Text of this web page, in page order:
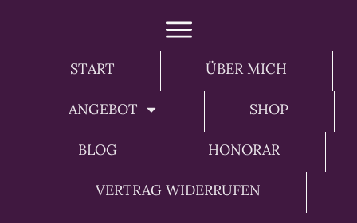
START ÜBER MICH
ANGEBOT SHOP
BLOG HONORAR
VERTRAG WIDERRUFEN